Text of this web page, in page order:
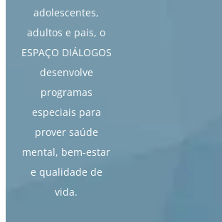
adolescentes,
adultos e pais, o
ESPAÇO DIÁLOGOS
desenvolve
programas
especiais para
prover saúde
mental, bem-estar
e qualidade de
vida.